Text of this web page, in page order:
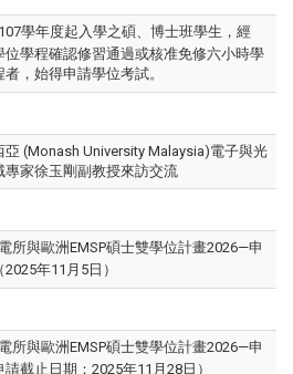
學年度起入學之碩、博士班學生，經
位學程確認修習通過或核准免修六小時學
，始得申請學位考試。
亞 (Monash University Malaysia)電子與光
專家徐玉剛副教授來訪交流
所與歐洲EMSP碩士雙學位計畫2026—申
年11月5日）
所與歐洲EMSP碩士雙學位計畫2026—申
截止日期：2025年11月28日）